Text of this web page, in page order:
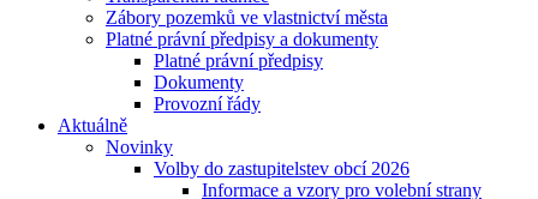
Zábory pozemků ve vlastnictví města
Platné právní předpisy a dokumenty
Platné právní předpisy
Dokumenty
Provozní řády
Aktuálně
Novinky
Volby do zastupitelstev obcí 2026
Informace a vzory pro volební strany